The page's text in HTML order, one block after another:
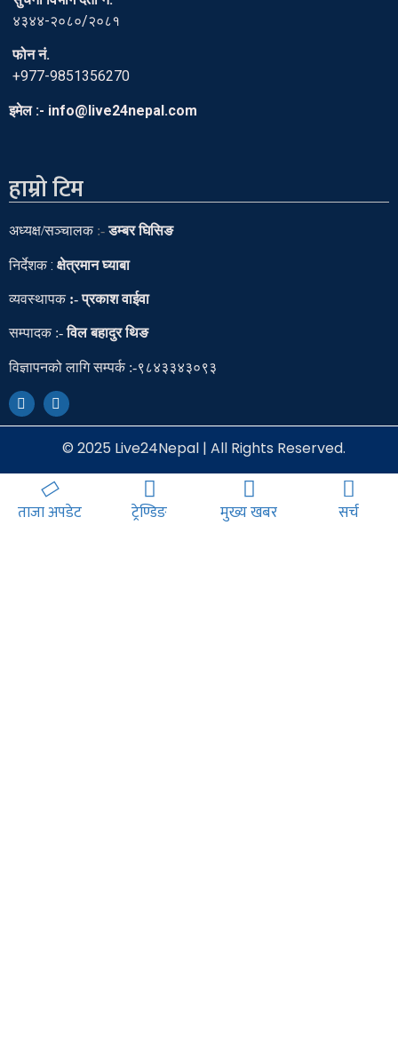
४३४४-२०८०/२०८१
फोन नं.
+977-9851356270
इमेल :- info@live24nepal.com
हाम्रो टिम
अध्यक्ष/सञ्चालक:- डम्बर घिसिङ
निर्देशक : क्षेत्रमान घ्याबा
व्यवस्थापक :- प्रकाश वाईवा
सम्पादक:- विल बहादुर थिङ
विज्ञापनको लागि सम्पर्क :-९८४३३४३०९३
© 2025 Live24Nepal | All Rights Reserved.
ताजा अपडेट ट्रेण्डिङ मुख्य खबर सर्च